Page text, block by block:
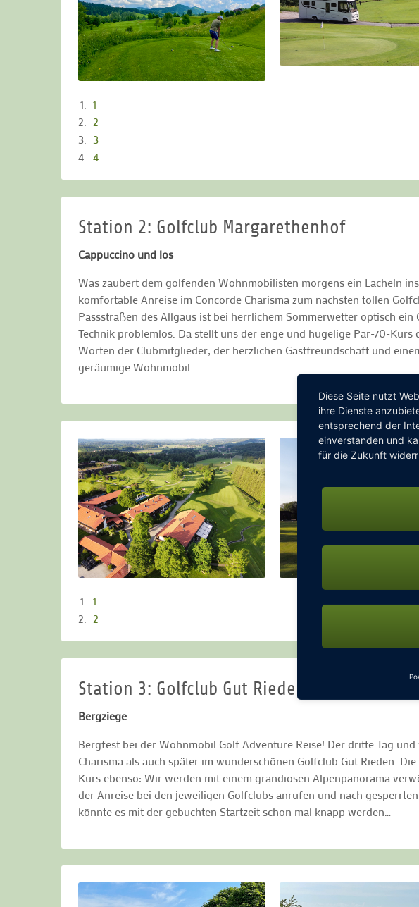
1
2
3
4
Station 2: Golfclub Margarethenhof
Cappuccino und los
Was zaubert dem golfenden Wohnmobilisten morgens ein Lächeln
komfortable Anreise im Concorde Charisma zum nächsten tollen
Passstraßen des Allgäus ist bei herrlichem Sommerwetter optisch
Technik problemlos. Da stellt uns der enge und hügelige Par-70-
Worten der Clubmitglieder, der herzlichen Gastfreundschaft und
geräumige Wohnmobil...
1
2
Station 3: Golfclub Gut Rieden
Bergziege
Bergfest bei der Wohnmobil Golf Adventure Reise! Der dritte Tag
Charisma als auch später im wunderschönen Golfclub Gut Rieden.
Kurs ebenso: Wir werden mit einem grandiosen Alpenpanorama
der Anreise bei den jeweiligen Golfclubs anrufen und nach
könnte es mit der gebuchten Startzeit schon mal knapp werden…
Diese Seite nutzt
ihre Dienste
entsprechend der
einverstanden und
für die Zukunft